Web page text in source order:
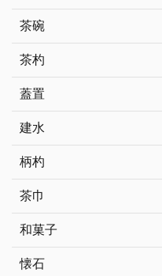
茶碗
茶杓
蓋置
建水
柄杓
茶巾
和菓子
懐石